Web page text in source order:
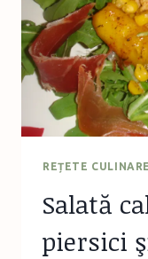
REȚETE CULINARE
Salată
piersici